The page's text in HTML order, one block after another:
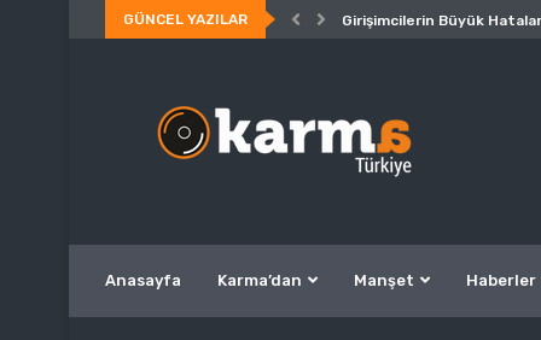
GÜNCEL YAZILAR Girişimcilerin Büyük
Anasayfa Karma’dan Manşet Haberler